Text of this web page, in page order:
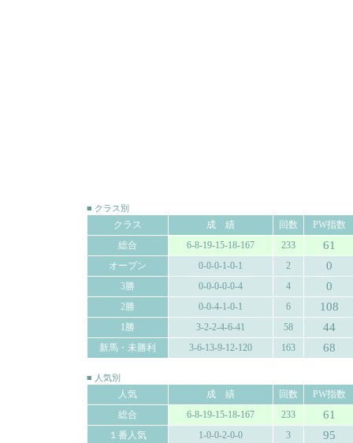
■ クラス別
クラス 成 績 回数
PW指数
総合
6-8-19-15-18-167 233 61
オープン 0-0-0-1-0-1 2 0
3勝 0-0-0-0-0-4 4 0
2勝 0-0-4-1-0-1 6 108
1勝 3-2-2-4-6-41 58 44
新馬・未勝利 3-6-13-9-12-120 163 68
■ 人気別
人気 成 績 回数
PW指数
総合
6-8-19-15-18-167 233 61
１番人気 1-0-0-2-0-0 3 95